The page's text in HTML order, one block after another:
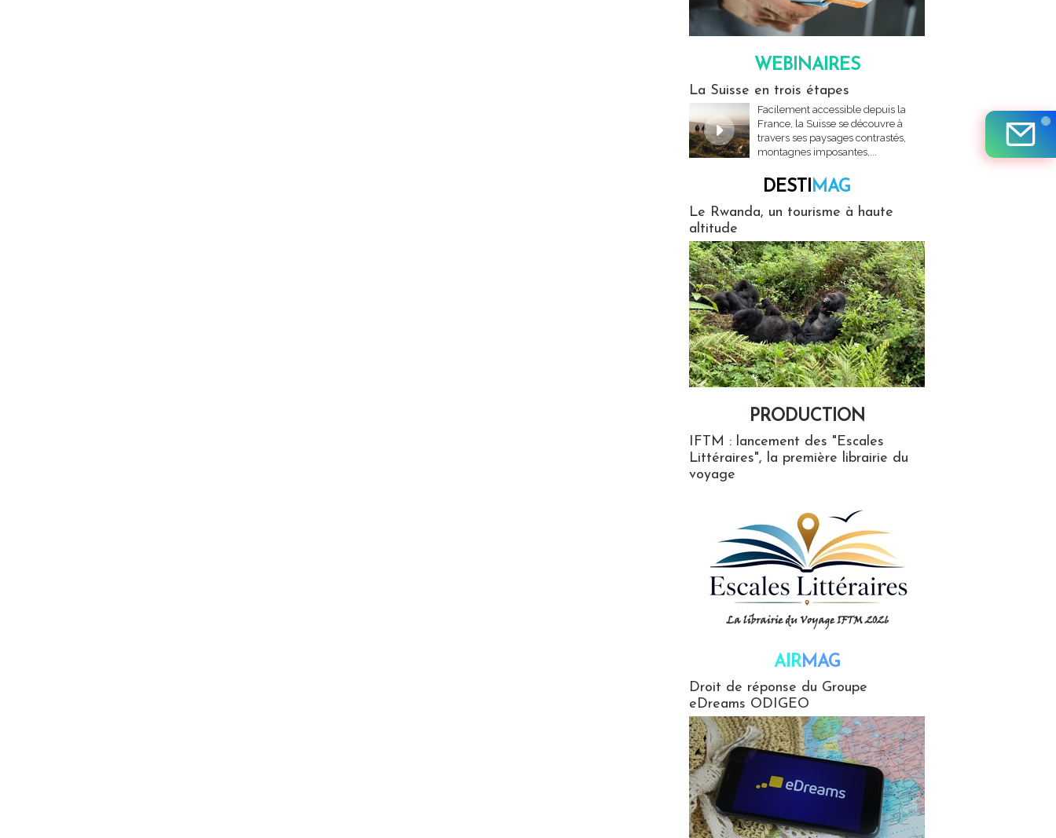
WEBINAIRES
La Suisse en trois étapes
Facilement accessible depuis la
France, la Suisse se découvre à
travers ses paysages contrastés,
montagnes imposantes,...
DESTIMAG
Le Rwanda, un tourisme à haute
altitude
PRODUCTION
IFTM : lancement des "Escales
Littéraires", la première librairie du
voyage
AIRMAG
Droit de réponse du Groupe
eDreams ODIGEO